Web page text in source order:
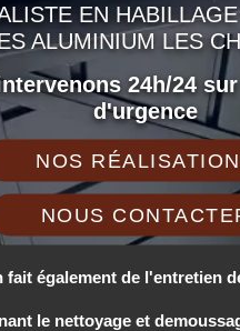
EN
ALUMINIUM LES
24h/24
d'urgence
NOS
NOUS
fait également de l'entretien
le nettoyage et